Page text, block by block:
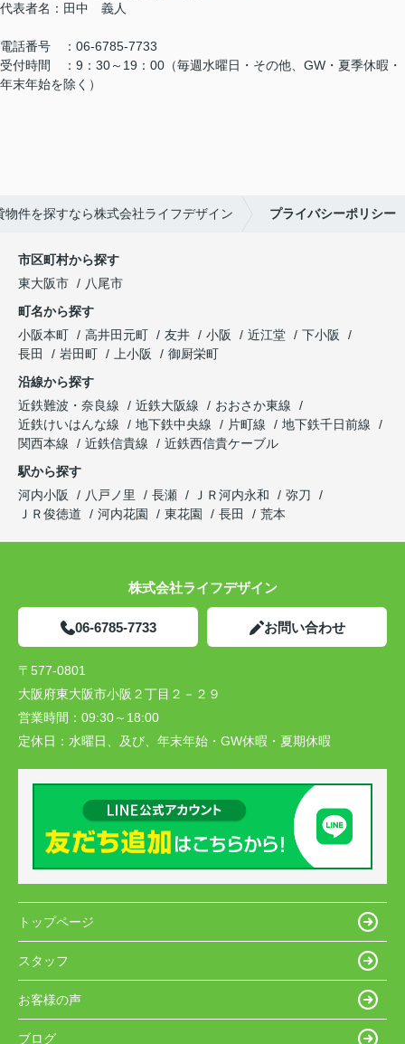
代表者名：田中 義人
電話番号 ：06-6785-7733
受付時間 ：9：30～19：00（毎週水曜日・その他、GW・夏季休暇・
年末年始を除く）
物件を探すなら株式会社ライフデザイン プライバシーポリシー
市区町村から探す
東大阪市
八尾市
町名から探す
小阪本町
高井田元町 友井 小阪 近江堂
下小阪
長田
岩田町 上小阪
御厨栄町
沿線から探す
近鉄難波・奈良線
近鉄大阪線
おおさか東線
近鉄けいはんな線
地下鉄中央線 片町線
地下鉄千日前線
関西本線
近鉄信貴線
近鉄西信貴ケーブル
駅から探す
河内小阪
八戸ノ里 長瀬 ＪＲ河内永和
弥刀
ＪＲ俊徳道
河内花園 東花園 長田 荒本
株式会社ライフデザイン
06-6785-7733 お問い合わせ
〒577-0801
大阪府東大阪市小阪２丁目２－２９
営業時間： 09:30～18:00
定休日： 水曜日、及び、年末年始・GW休暇・夏期休暇
トップページ
スタッフ
お客様の声
ブログ